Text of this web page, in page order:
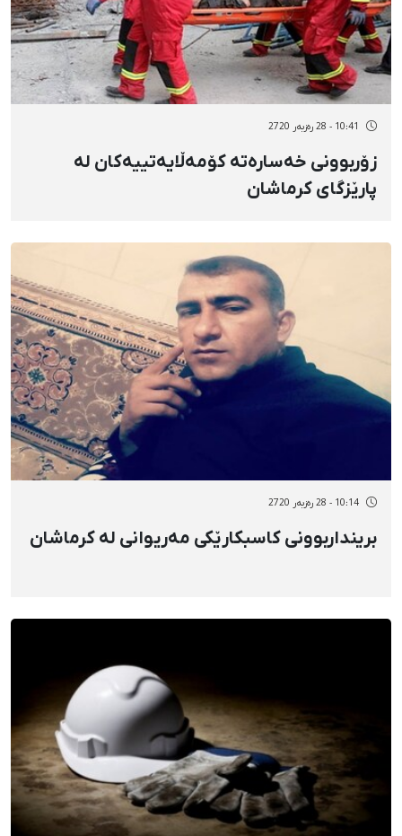
10:41 - 28 رەزبەر 2720
زۆربوونی خەسارەتە کۆمەڵایەتییەکان لە
پارێزگای کرماشان
10:14 - 28 رەزبەر 2720
برینداربوونی کاسبکارێکی مەریوانی لە کرماشان